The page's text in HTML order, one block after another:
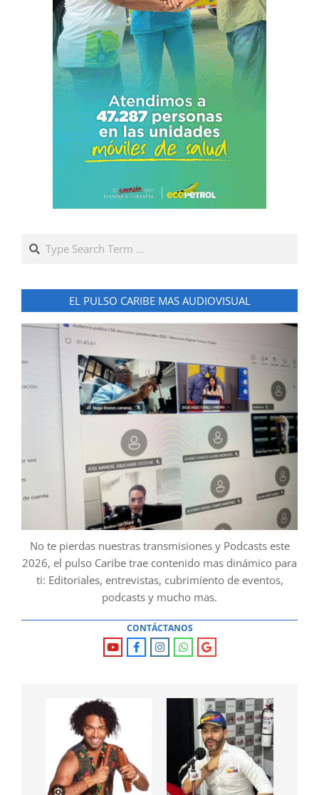
Search
EL PULSO CARIBE MAS AUDIOVISUAL
No te pierdas nuestras transmisiones y Podcasts este
2026, el pulso Caribe trae contenido mas dinámico para
ti: Editoriales, entrevistas, cubrimiento de eventos,
podcasts y mucho mas.
CONTÁCTANOS